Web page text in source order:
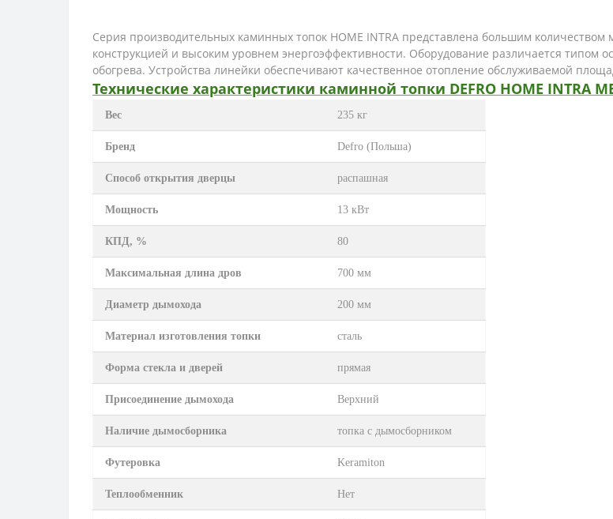
Серия производительных каминных топок HOME INTRA представлена большим
конструкцией и высоким уровнем энергоэффективности. Оборудование различается
обогрева. Устройства линейки обеспечивают качественное отопление обслуживаемой
Технические характеристики каминной топки DEFRO HOME INTRA
Вес 235 кг
Бренд Defro (Польша)
Способ открытия дверцы распашная
Мощность 13 кВт
КПД, % 80
Максимальная длина дров 700 мм
Диаметр дымохода 200 мм
Материал изготовления топки сталь
Форма стекла и дверей прямая
Присоединение дымохода Верхний
Наличие дымосборника топка с дымосборником
Футеровка Keramiton
Теплообменник Нет